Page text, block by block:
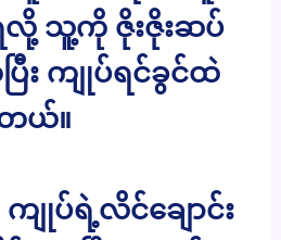
သူ့ကို ဇိုးဇိုးဆပ်
း ကျုပ်ရင်ခွင်ထဲ
ယ်။
ျုပ်ရဲ့လိင်ချောင်း